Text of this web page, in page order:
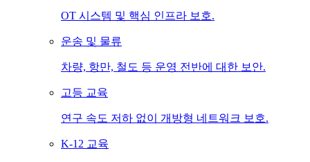
OT 시스템 및 핵심 인프라 보호.
운송 및 물류
차량, 항만, 철도 등 운영 전반에 대한 보안.
고등 교육
연구 속도 저하 없이 개방형 네트워크 보호.
K-12 교육